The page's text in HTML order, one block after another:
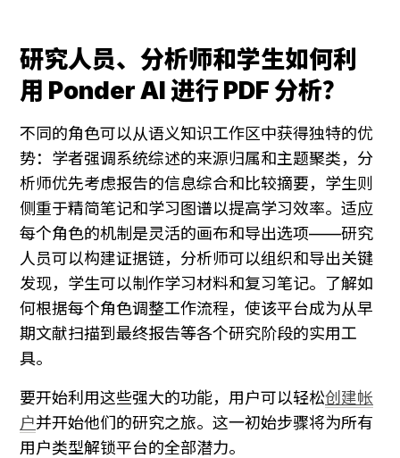
研究人员、分析师和学生如何利
用 Ponder AI 进行 PDF 分析？
不同的角色可以从语义知识工作区中获得独特的优
势：学者强调系统综述的来源归属和主题聚类，分
析师优先考虑报告的信息综合和比较摘要，学生则
侧重于精简笔记和学习图谱以提高学习效率。适应
每个角色的机制是灵活的画布和导出选项——研究
人员可以构建证据链，分析师可以组织和导出关键
发现，学生可以制作学习材料和复习笔记。了解如
何根据每个角色调整工作流程，使该平台成为从早
期文献扫描到最终报告等各个研究阶段的实用工
具。
要开始利用这些强大的功能，用户可以轻松创建帐
户并开始他们的研究之旅。这一初始步骤将为所有
用户类型解锁平台的全部潜力。